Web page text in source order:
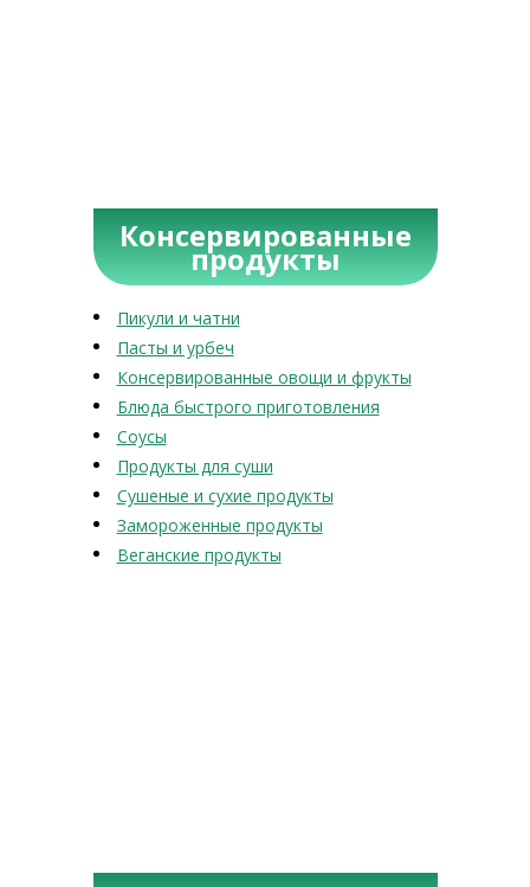
Консервированные
продукты
Пикули и чатни
Пасты и урбеч
Консервированные овощи и фрукты
Блюда быстрого приготовления
Соусы
Продукты для суши
Сушеные и сухие продукты
Замороженные продукты
Веганские продукты